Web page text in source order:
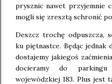
prysznic nawet przyjemnie
mogli się zresztą schronić
Deszcz trochę odpuszcza,
ku piętnastce. Będąc jednak
dostajemy jakiegoś
docieramy do
wojewódzkiej 183. Plus jest